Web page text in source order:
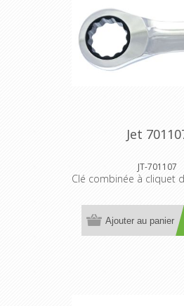
Jet
JT-701107
Clé combinée à cliquet
Ajouter au panier